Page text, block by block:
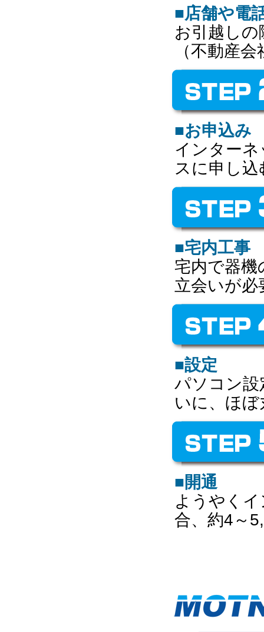
■店舗や電
お引越し
（不動産
■お申込み
インター
スに申し込
■宅内工事
宅内で器機
立会いが必
■設定
パソコン設
いに、ほ
■開通
ようやく
合、約4～